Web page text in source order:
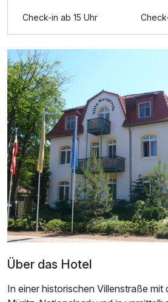
Ausstattung
Zusatznächte
Für 6 Tage
Doppelzimmer Superior
Check-in ab 15 Uhr
Über das Hotel
In einer historischen Villenstraße mit